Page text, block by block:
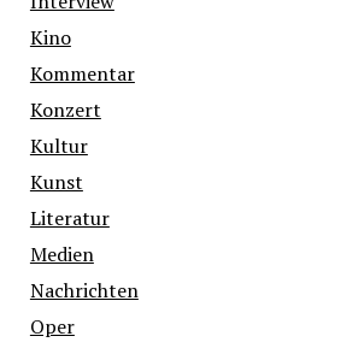
Kino
Kommentar
Konzert
Kultur
Kunst
Literatur
Medien
Nachrichten
Oper